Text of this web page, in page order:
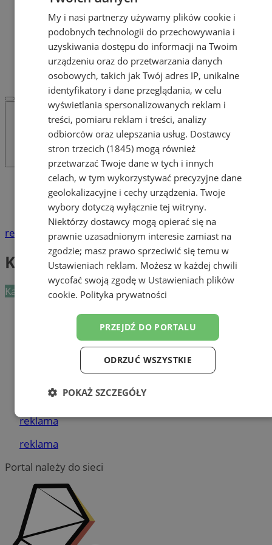
Dodaj ogłoszenie
POLECAMY
Protocol IT
Pracuj.pl - praca w Żorach
REKLAMA
WSPÓŁPRACA
Katalog firm
Turystyka
Kluby turystyczne
reklama
Kluby turystyczne
Kategoria nie zawiera żadnych prezentacji firm.
Pozostałe firmy w kategorii
Tworzenie stron www - Żory
reklama
reklama
Portal należy do sieci
My i nasi partnerzy używamy plików cookie i
podobnych technologii do przechowywania i
uzyskiwania dostępu do informacji na Twoim
urządzeniu oraz do przetwarzania danych
osobowych, takich jak Twój adres IP, unikalne
identyfikatory i dane przeglądania, w celu
wyświetlania spersonalizowanych reklam i
treści, pomiaru reklam i treści, analizy
odbiorców oraz ulepszania usług. Dostawcy
stron trzecich (1845) mogą również
przetwarzać Twoje dane w tych i innych
celach, w tym wykorzystywać precyzyjne dane
geolokalizacyjne i cechy urządzenia. Twoje
wybory dotyczą wyłącznie tej witryny.
Niektórzy dostawcy mogą opierać się na
prawnie uzasadnionym interesie zamiast na
zgodzie; masz prawo sprzeciwić się temu w
Ustawieniach reklam. Możesz w każdej chwili
wycofać swoją zgodę w Ustawieniach plików
cookie. Polityka prywatności
PRZEJDŹ DO PORTALU
ODRZUĆ WSZYSTKIE
POKAŻ SZCZEGÓŁY
Niezbędne Wydajność Targetowanie
Funkcjonalność